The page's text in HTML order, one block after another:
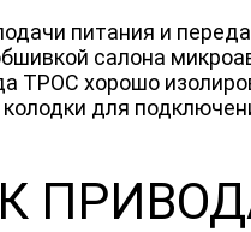
питания и
салона
ТРОС хорошо
для